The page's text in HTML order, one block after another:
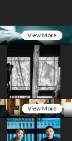
View More
View More